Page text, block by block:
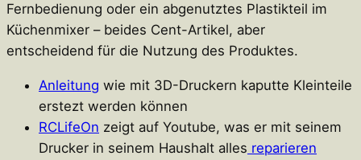
Fernbedienung oder ein abgenutztes Plastikteil im
Küchenmixer – beides Cent-Artikel, aber
entscheidend für die Nutzung des Produktes.
Anleitung wie mit 3D-Druckern kaputte Kleinteile
erstezt werden können
RCLifeOn zeigt auf Youtube, was er mit seinem
Drucker in seinem Haushalt alles reparieren